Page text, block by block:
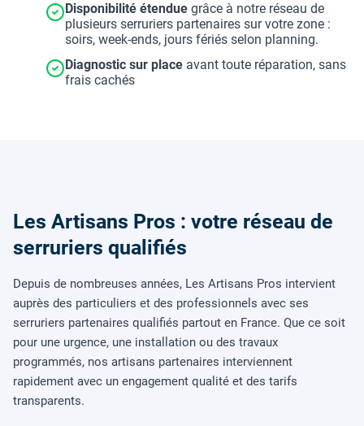
Disponibilité étendue grâce à notre réseau de
plusieurs serruriers partenaires sur votre zone :
soirs, week-ends, jours fériés selon planning.
Diagnostic sur place avant toute réparation, sans
frais cachés
Les Artisans Pros : votre réseau de
serruriers qualifiés
Depuis de nombreuses années, Les Artisans Pros intervient
auprès des particuliers et des professionnels avec ses
serruriers partenaires qualifiés partout en France. Que ce soit
pour une urgence, une installation ou des travaux
programmés, nos artisans partenaires interviennent
rapidement avec un engagement qualité et des tarifs
transparents.